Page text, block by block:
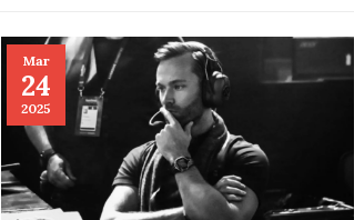
Mar
24
2025